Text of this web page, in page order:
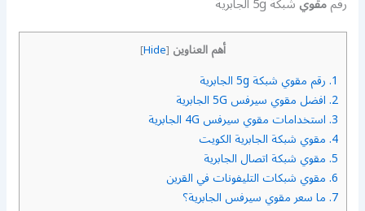
أهم العناوين [
Hide
]
1. رقم مقوي شبكة 5g الجابرية
2. افضل مقوي سيرفس 5G الجابرية
3. استخدامات مقوي سيرفس 4G الجابرية
4. مقوي شبكة الجابرية الكويت
5. مقوي شبكة اتصال الجابرية
6. مقوي شبكات التليفونات في القرين
7. ما سعر مقوي سيرفس الجابرية؟